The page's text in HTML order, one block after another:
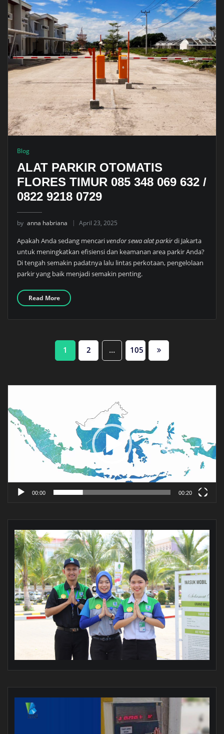
Blog
ALAT PARKIR OTOMATIS
FLORES TIMUR 085 348 069 632 /
0822 9218 0729
by anna habriana April 23, 2025
Apakah Anda sedang mencarivendor sewa alat parkirdi Jakarta
untuk meningkatkan efisiensi dan keamanan area parkir Anda?
Di tengah semakin padatnya lalu lintas perkotaan, pengelolaan
parkir yang baik menjadi semakin penting.
Read More
Paginasi
1 2 … 105
00:00 00:20